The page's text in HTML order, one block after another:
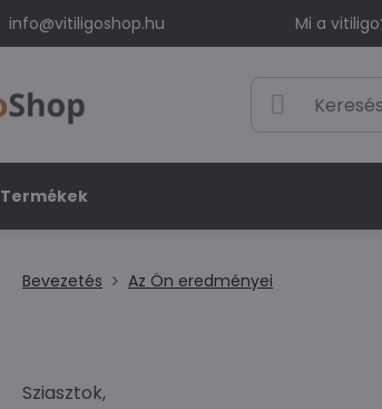
info@vitiligoshop.hu Mi a
Termékek
Bevezetés Az Ön eredményei
Sziasztok,